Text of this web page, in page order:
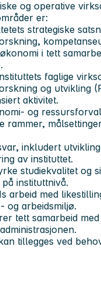
og operative
er:
strategiske
i tett
faglige
og utvikling
aktivitet.
og
rammer,
inkludert
av instituttet.
studiekvalitet og
instituttnivå.
arbeid med
og arbeidsmiljø.
tett samarbeid med
tillegges ved